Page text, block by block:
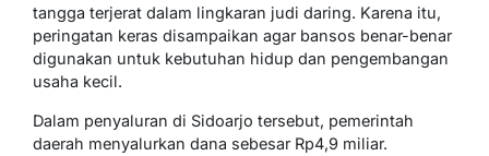
tangga terjerat dalam lingkaran judi daring. Karena itu,
peringatan keras disampaikan agar bansos benar-benar
digunakan untuk kebutuhan hidup dan pengembangan
usaha kecil.
Dalam penyaluran di Sidoarjo tersebut, pemerintah
daerah menyalurkan dana sebesar Rp4,9 miliar.